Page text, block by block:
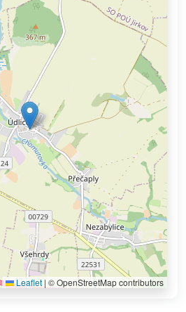
Leaflet | © OpenStreetMap contributors